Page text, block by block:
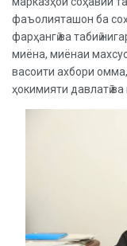
фаъолияташон ба
фарҳангӣ ва табиӣ
миёна, миёнаи махсус
васоити ахбори
ҳокимияти давлатӣ ва